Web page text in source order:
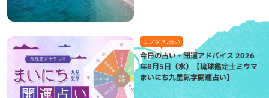
エンタメ,占い
今日の占い・開運アドバイス 2026
年8月5日（水）【琉球鑑定士ミウマ
まいにち九星気学開運占い】